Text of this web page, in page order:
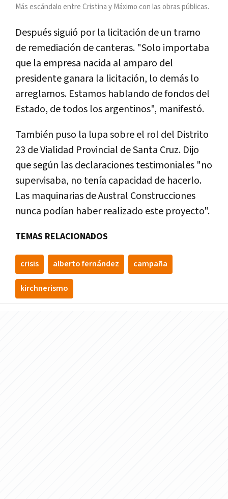
Más escándalo entre Cristina y Máximo con las obras públicas.
Después siguió por la licitación de un tramo
de remediación de canteras. "Solo importaba
que la empresa nacida al amparo del
presidente ganara la licitación, lo demás lo
arreglamos. Estamos hablando de fondos del
Estado, de todos los argentinos", manifestó.
También puso la lupa sobre el rol del Distrito
23 de Vialidad Provincial de Santa Cruz. Dijo
que según las declaraciones testimoniales "no
supervisaba, no tenía capacidad de hacerlo.
Las maquinarias de Austral Construcciones
nunca podían haber realizado este proyecto".
TEMAS RELACIONADOS
crisis alberto fernández campaña
kirchnerismo